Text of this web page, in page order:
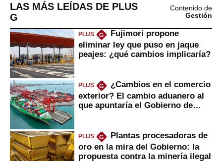
LAS MÁS LEÍDAS DE PLUS
G
Contenido de
Gestión
PLUS G
Fujimori propone
eliminar ley que puso en jaque
peajes: ¿qué cambios implicaría?
PLUS G
¿Cambios en el comercio
exterior? El cambio aduanero al
que apuntaría el Gobierno de
PLUS G
Plantas procesadoras de
oro en la mira del Gobierno: la
propuesta contra la minería ilegal